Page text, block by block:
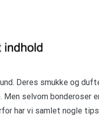
Deres smukke og
selvom bonderoser
har vi samlet nogle